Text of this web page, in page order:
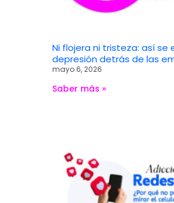
Ni flojera ni tristeza: así se
depresión detrás de las
mayo 6, 2026
Saber más »